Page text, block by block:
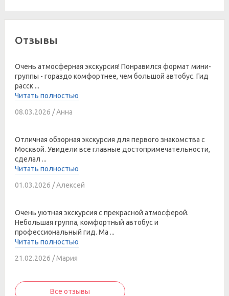
Отзывы
Очень атмосферная экскурсия! Понравился формат мини-
группы - гораздо комфортнее, чем большой автобус. Гид
расск ...
Читать полностью
08.03.2026 / Анна
Отличная обзорная экскурсия для первого знакомства с
Москвой. Увидели все главные достопримечательности,
сделал ...
Читать полностью
01.03.2026 / Алексей
Очень уютная экскурсия с прекрасной атмосферой.
Небольшая группа, комфортный автобус и
профессиональный гид. Ма ...
Читать полностью
21.02.2026 / Мария
Все отзывы